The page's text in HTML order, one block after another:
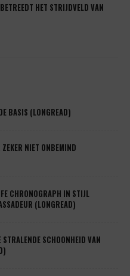
HET STRIJDVELD VAN
BASIS (LONGREAD)
NIET ONBEMIND
CHRONOGRAPH IN STIJL
(LONGREAD)
SCHOONHEID VAN